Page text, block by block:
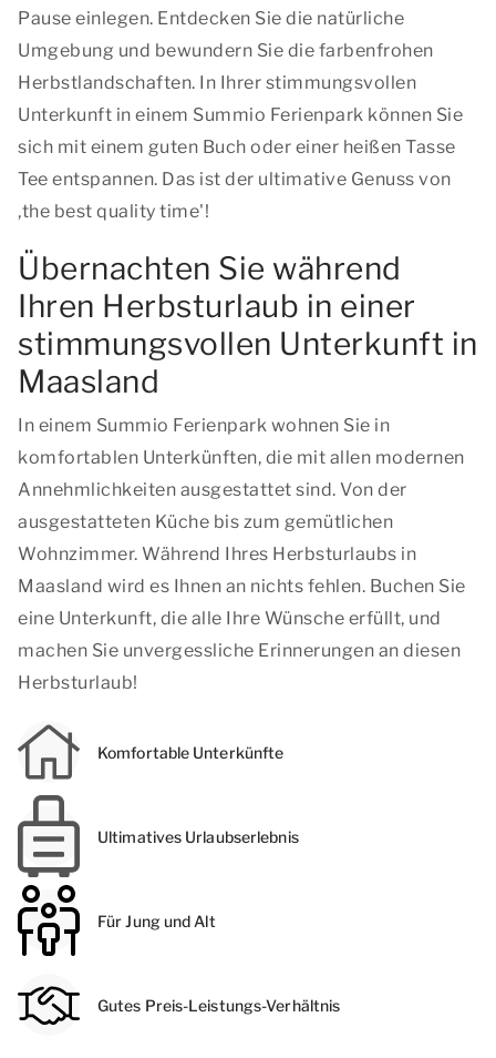
Pause einlegen. Entdecken Sie die natürliche
Umgebung und bewundern Sie die farbenfrohen
Herbstlandschaften. In Ihrer stimmungsvollen
Unterkunft in einem Summio Ferienpark können Sie
sich mit einem guten Buch oder einer heißen Tasse
Tee entspannen. Das ist der ultimative Genuss von
,the best quality time'!
Übernachten Sie während
Ihren Herbsturlaub in einer
stimmungsvollen Unterkunft in
Maasland
In einem Summio Ferienpark wohnen Sie in
komfortablen Unterkünften, die mit allen modernen
Annehmlichkeiten ausgestattet sind. Von der
ausgestatteten Küche bis zum gemütlichen
Wohnzimmer. Während Ihres Herbsturlaubs in
Maasland wird es Ihnen an nichts fehlen. Buchen Sie
eine Unterkunft, die alle Ihre Wünsche erfüllt, und
machen Sie unvergessliche Erinnerungen an diesen
Herbsturlaub!
Komfortable Unterkünfte
Ultimatives Urlaubserlebnis
Für Jung und Alt
Gutes Preis-Leistungs-Verhältnis